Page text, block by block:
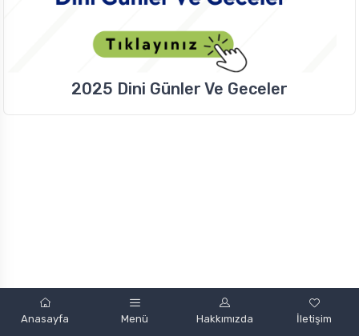
2025 Dini Günler Ve Geceler
Anasayfa Menü Hakkımızda İletişim
by
mobint